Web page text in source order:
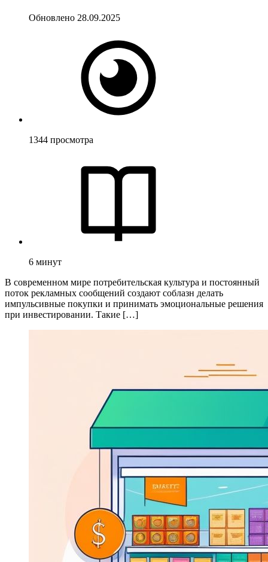
Обновлено 28.09.2025
1344 просмотра
6 минут
В современном мире потребительская культура и постоянный
поток рекламных сообщений создают соблазн делать
импульсивные покупки и принимать эмоциональные решения
при инвестировании. Такие […]